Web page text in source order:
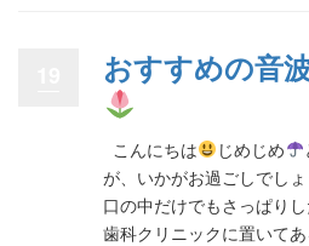
おすすめの音
こんにちは じめじめ
が、いかがお過ごしでし
口の中だけでもさっぱり
歯科クリニックに置いて